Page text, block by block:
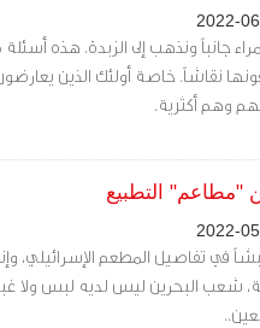
جانباً ونذهب إلى الزبدة. هذه
نقاشاً. خاصة أولئك الذين
وهم أكثرية.
التطبيع
في تفاصيل المطعم الإسرائيلي،
شعب البحرين ليس لديه لبس ولا